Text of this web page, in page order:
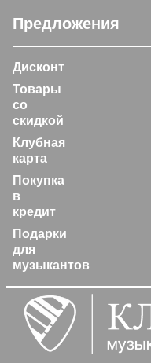
Предложения
Дисконт
Товары
со
скидкой
Клубная
карта
Покупка
в
кредит
Подарки
для
музыкантов